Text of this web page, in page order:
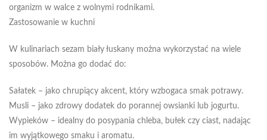
organizm w walce z wolnymi rodnikami.
Zastosowanie w kuchni
W kulinariach sezam biały łuskany można wykorzystać na wiele
sposobów. Można go dodać do:
Sałatek – jako chrupiący akcent, który wzbogaca smak potrawy.
Musli – jako zdrowy dodatek do porannej owsianki lub jogurtu.
Wypieków – idealny do posypania chleba, bułek czy ciast, nadając
im wyjątkowego smaku i aromatu.